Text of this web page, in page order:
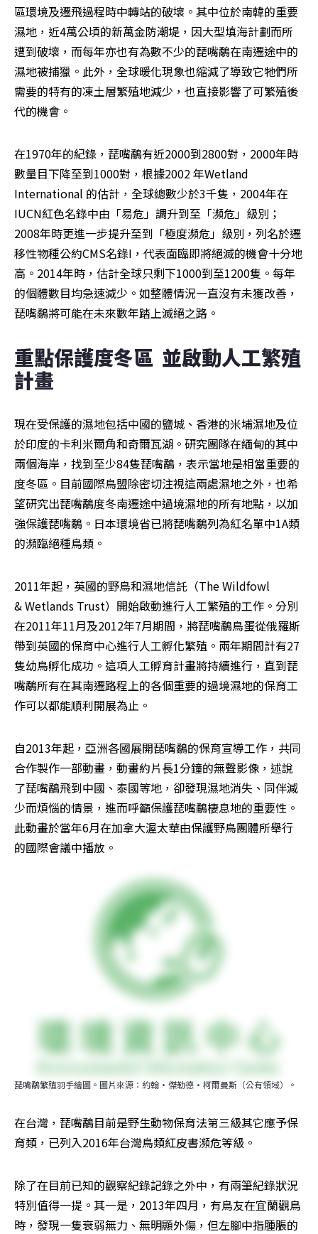
區環境及遷飛過程時中轉站的破壞。其中位於南韓的重要
濕地，近4萬公頃的新萬金防潮堤，因大型填海計劃而所
遭到破壞，而每年亦也有為數不少的琵嘴鷸在南遷途中的
濕地被捕獵。此外，全球暖化現象也縮減了導致它牠們所
需要的特有的凍土層繁殖地減少，也直接影響了可繁殖後
代的機會。
在1970年的紀錄，琵嘴鷸有近2000到2800對，2000年時
數量目下降至到1000對，根據2002 年Wetland
International 的估計，全球總數少於3千隻，2004年在
IUCN紅色名錄中由「易危」調升到至「瀕危」級別；
2008年時更進一步提升至到「極度瀕危」級別，列名於遷
移性物種公約CMS名錄I，代表面臨即將絕滅的機會十分地
高。2014年時，估計全球只剩下1000到至1200隻。每年
的個體數目均急速減少。如整體情況一直沒有未獲改善，
琵嘴鷸將可能在未來數年踏上滅絕之路。
重點保護度冬區  並啟動人工繁殖
計畫
現在受保護的濕地包括中國的鹽城、香港的米埔濕地及位
於印度的卡利米爾角和奇爾瓦湖。研究團隊在緬甸的其中
兩個海岸，找到至少84隻琵嘴鷸，表示當地是相當重要的
度冬區。目前國際鳥盟除密切注視這兩處濕地之外，也希
望研究出琵嘴鷸度冬南遷途中過境濕地的所有地點，以加
強保護琵嘴鷸。日本環境省已將琵嘴鷸列為紅名單中1A類
的瀕臨絕種鳥類。
2011年起，英國的野鳥和濕地信託（The Wildfowl
& Wetlands Trust）開始啟動進行人工繁殖的工作。分別
在2011年11月及2012年7月期間，將琵嘴鷸鳥蛋從俄羅斯
帶到英國的保育中心進行人工孵化繁殖。兩年期間計有27
隻幼鳥孵化成功。這項人工孵育計畫將持續進行，直到琵
嘴鷸所有在其南遷路程上的各個重要的過境濕地的保育工
作可以都能順利開展為止。
自2013年起，亞洲各國展開琵嘴鷸的保育宣導工作，共同
合作製作一部動畫，動畫約片長1分鐘的無聲影像，述說
了琵嘴鷸飛到中國、泰國等地，卻發現濕地消失、同伴減
少而煩惱的情景，進而呼籲保護琵嘴鷸棲息地的重要性。
此動畫於當年6月在加拿大渥太華由保護野鳥團體所舉行
的國際會議中播放。
琵嘴鷸繁殖羽手繪圖。圖片來源：約翰·傑勒德·柯爾曼斯（公有領域）。
在台灣，琵嘴鷸目前是野生動物保育法第三級其它應予保
育類，已列入2016年台灣鳥類紅皮書瀕危等級。
除了在目前已知的觀察紀錄記錄之外中，有兩筆紀錄狀況
特別值得一提。其一是，2013年四月，有鳥友在宜蘭觀鳥
時，發現一隻衰弱無力、無明顯外傷，但左腳中指腫脹的